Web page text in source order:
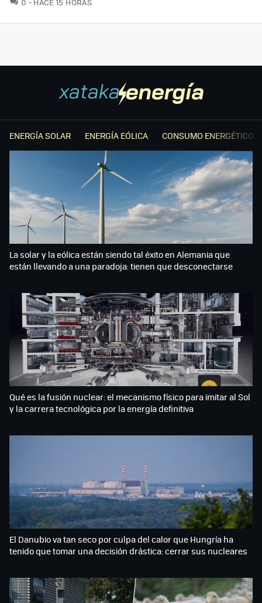
0 HACE 15 HORAS
ENERGÍA SOLAR ENERGÍA EÓLICA CONSUMO ENERGÉTICO
La solar y la eólica están siendo tal éxito en Alemania que
están llevando a una paradoja: tienen que desconectarse
Qué es la fusión nuclear: el mecanismo físico para imitar al Sol
y la carrera tecnológica por la energía definitiva
El Danubio va tan seco por culpa del calor que Hungría ha
tenido que tomar una decisión drástica: cerrar sus nucleares